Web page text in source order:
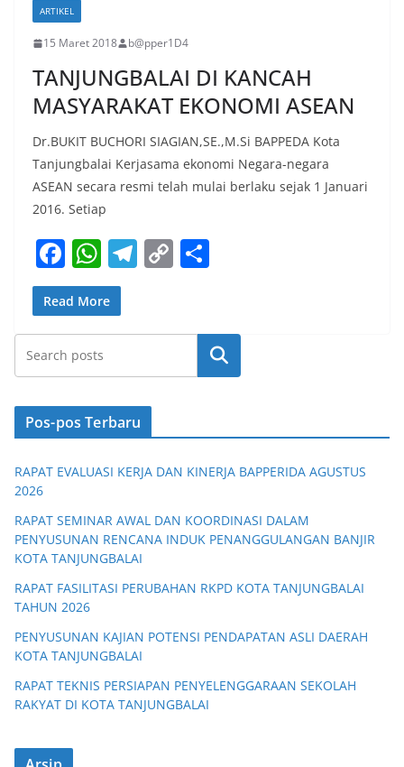
ARTIKEL
15 Maret 2018 b@pper1D4
TANJUNGBALAI DI KANCAH
MASYARAKAT EKONOMI ASEAN
Dr.BUKIT BUCHORI SIAGIAN,SE.,M.Si BAPPEDA Kota
Tanjungbalai Kerjasama ekonomi Negara-negara
ASEAN secara resmi telah mulai berlaku sejak 1 Januari
2016. Setiap
F
a
c
e
b
o
o
W
h
at
s
A
p
p
T
gr
a
m
C
y
Li
k
e
Read More
Cari
Pos-pos Terbaru
RAPAT EVALUASI KERJA DAN KINERJA BAPPERIDA AGUSTUS
2026
RAPAT SEMINAR AWAL DAN KOORDINASI DALAM
PENYUSUNAN RENCANA INDUK PENANGGULANGAN BANJIR
KOTA TANJUNGBALAI
RAPAT FASILITASI PERUBAHAN RKPD KOTA TANJUNGBALAI
TAHUN 2026
PENYUSUNAN KAJIAN POTENSI PENDAPATAN ASLI DAERAH
KOTA TANJUNGBALAI
RAPAT TEKNIS PERSIAPAN PENYELENGGARAAN SEKOLAH
RAKYAT DI KOTA TANJUNGBALAI